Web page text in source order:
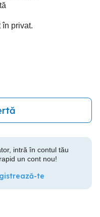
în privat.
intră în contul tău
un cont nou!
te